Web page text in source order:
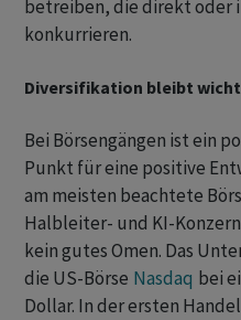
betreiben, die direkt oder
konkurrieren.
Diversifikation bleibt
Bei Börsengängen ist ein
Punkt für eine positive
am meisten beachtete
Halbleiter- und KI-
kein gutes Omen. Das
die US-Börse Nasdaq bei
Dollar. In der ersten